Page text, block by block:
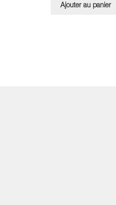
Ajouter au panier